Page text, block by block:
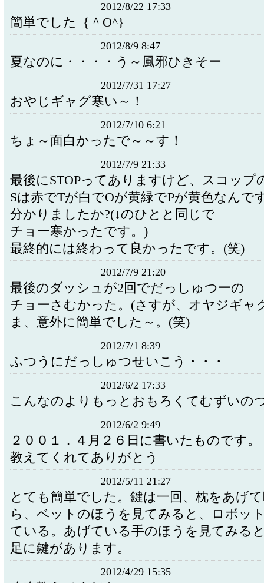
2012/8/22 17:33
簡単でした｛＾O^}
2012/8/9 8:47
夏なのに・・・・う～風邪ひきそー
2012/7/31 17:27
おやじギャグ寒い～！
2012/7/10 6:21
ちょ～面白かったで～～す！
2012/7/9 21:33
最後にSTOPってありますけど、スコップ
Sは赤でTが白でOが黄緑でPが黄色なんで
分かりましたか?(↓のひとと同じで
チョー寒かったです。)
最終的には終わって良かったです。(笑)
2012/7/9 21:20
最後のダッシュが2回でだっしゅつーの
チョーさむかった。(さすが、オヤジギャ
ま、意外に簡単でした～。(笑)
2012/7/1 8:39
ふつうにだっしゅつせいこう・・・
2012/6/2 17:33
こんなのよりもっとおもろくてむずいの
2012/6/2 9:49
２００１．４月２６日に書いたものです。
教えてくれてありがとう
2012/5/11 21:27
とても簡単でした。鍵は一回、枕をあげ
ら、ベットのほうを見てみると、ロボッ
ている。あげている手のほうを見てみる
足に鍵があります。
2012/4/29 15:35